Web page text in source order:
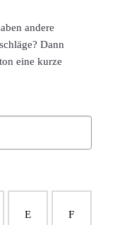
andere
Dann
eine kurze
E F